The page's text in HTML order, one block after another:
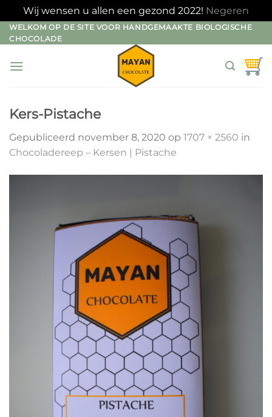
Wij wensen u allen een gezond 2022! Negeren
Ga
naar
WELKOM OP DE SITE VOOR HANDGEMAAKTE BIOLOGISCHE
CHOCOLADE
Kers-Pistache
Gepubliceerd november 8, 2020 op 1707 × 2560 in
Chocoladereep – Kersen | Pistache